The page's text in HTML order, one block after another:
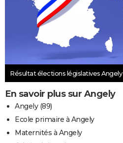
Résultat élections législatives Angely
En savoir plus sur Angely
Angely (89)
Ecole primaire à Angely
Maternités à Angely